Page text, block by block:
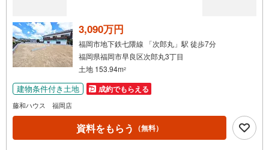
3,090万円
福岡市地下鉄七隈線 「次郎丸」駅 徒歩7分
福岡県福岡市早良区次郎丸3丁目
土地 153.94m2
建物条件付き土地 成約でもらえる
藤和ハウス 福岡店
資料をもらう （無料）